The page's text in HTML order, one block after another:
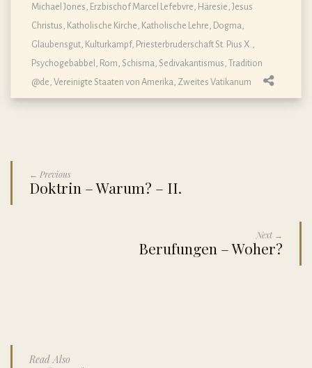
Michael Jones Erzbischof Marcel Lefebvre Häresie Jesus
Christus Katholische Kirche Katholische Lehre, Dogma,
Glaubensgut Kulturkampf, Priesterbruderschaft St. Pius X.
Psychogebabbel Rom Schisma Sedivakantismus Tradition
@de Vereinigte Staaten von Amerika Zweites Vatikanum
← Previous
Doktrin – Warum? – II.
Next →
Berufungen – Woher?
Read Also